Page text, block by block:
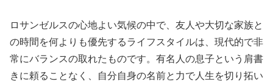
ロサンゼルスの心地よい気候の中で、友人や大切な家族と
の時間を何よりも優先するライフスタイルは、現代的で非
常にバランスの取れたものです。有名人の息子という肩書
きに頼ることなく、自分自身の名前と力で人生を切り拓い